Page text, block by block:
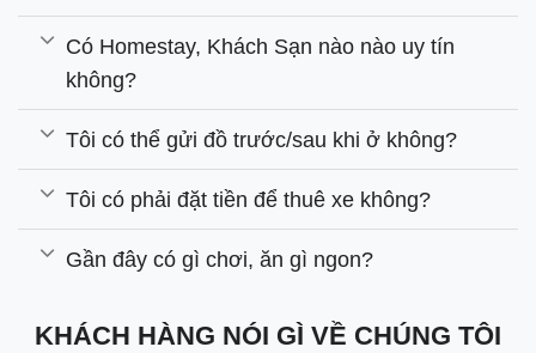
Có Homestay, Khách Sạn nào nào uy tín
không?
Tôi có thể gửi đồ trước/sau khi ở không?
Tôi có phải đặt tiền để thuê xe không?
Gần đây có gì chơi, ăn gì ngon?
KHÁCH HÀNG NÓI GÌ VỀ CHÚNG TÔI